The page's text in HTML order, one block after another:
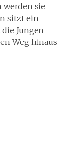
werden sie
sitzt ein
Jungen
Weg hinaus